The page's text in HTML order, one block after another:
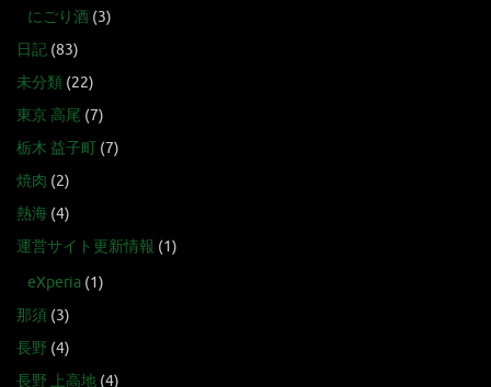
にごり酒 (3)
日記 (83)
未分類 (22)
東京 高尾 (7)
栃木 益子町 (7)
焼肉 (2)
熱海 (4)
運営サイト更新情報 (1)
eXperia (1)
那須 (3)
長野 (4)
長野 上高地 (4)